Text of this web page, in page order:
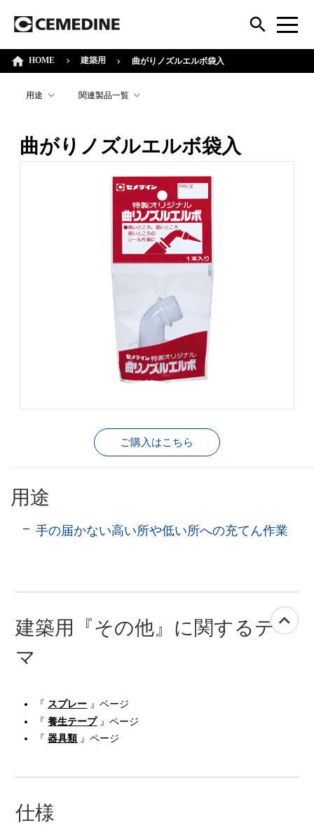
HOME 建築用 曲がりノズルエルボ袋入
用途 関連製品一覧
曲がりノズルエルボ袋入
ご購入はこちら
用途
手の届かない高い所や低い所への充てん作業
建築用『その他』に関するテー
マ
『 スプレー 』ページ
『養生テープ』ページ
『器具類 』ページ
仕様